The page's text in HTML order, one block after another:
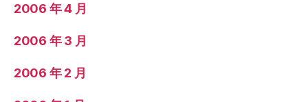
2006 年 4 月
2006 年 3 月
2006 年 2 月